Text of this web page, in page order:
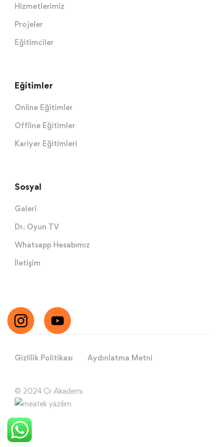
Hizmetlerimiz
Projeler
Eğitimciler
Eğitimler
Online Eğitimler
Offline Eğitimler
Kariyer Eğitimleri
Sosyal
Galeri
Dr. Oyun TV
Whatsapp Hesabımız
İletişim
Gizlilik Politikası Aydınlatma Metni
© 2024 Cr Akademi